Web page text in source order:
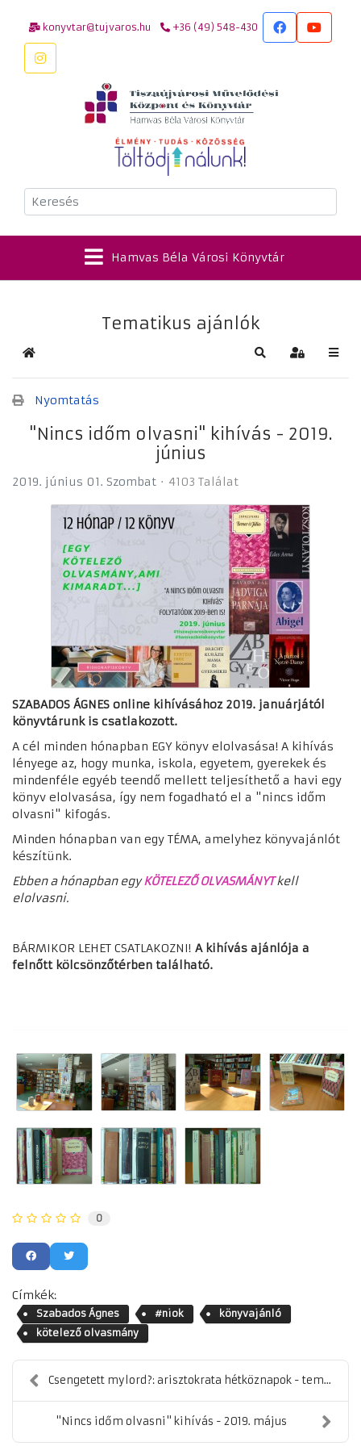
konyvtar@tujvaros.hu +36 (49) 548-430
Keresés
Hamvas Béla Városi Könyvtár
Tematikus ajánlók
Kezdőlap Keresés
Nyomtatás
"Nincs időm olvasni" kihívás - 2019.
június
2019. június 01. Szombat 4103 Találat
SZABADOS ÁGNES online kihívásához 2019. januárjától
könyvtárunk is csatlakozott.
A cél minden hónapban EGY könyv elolvasása! A kihívás
lényege az, hogy munka, iskola, egyetem, gyerekek és
mindenféle egyéb teendő mellett teljesíthető a havi egy
könyv elolvasása, így nem fogadható el a "nincs időm
olvasni" kifogás.
Minden hónapban van egy TÉMA, amelyhez könyvajánlót
készítünk.
Ebben a hónapban egyKÖTELEZŐ OLVASMÁNYTkell
elolvasni.
BÁRMIKOR LEHET CSATLAKOZNI! A kihívás ajánlója a
felnőtt kölcsönzőtérben található.
0
Címkék:
Szabados Ágnes #niok
könyvajánló
kötelező olvasmány
Csengetett mylord?: arisztokrata hétköznapok - tem...
"Nincs időm olvasni" kihívás - 2019. május